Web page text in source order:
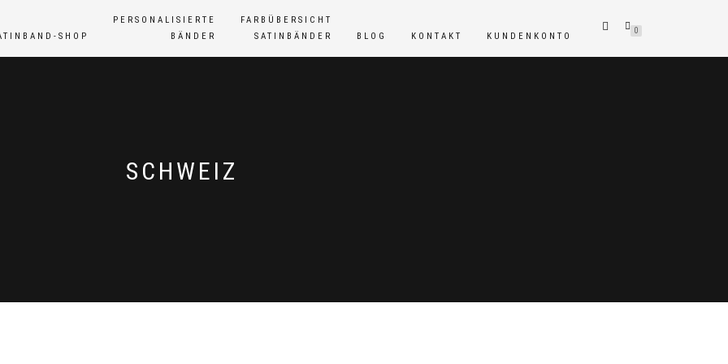
SHOP
PERSONALISIERTE
BÄNDER
FARBÜBERSICHT
SATINBÄNDER
BLOG KONTAKT KUNDENKONTO
0
SCHWEIZ